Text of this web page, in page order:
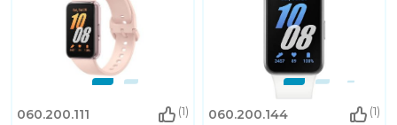
060.200.111 (1) 060.200.144 (1)